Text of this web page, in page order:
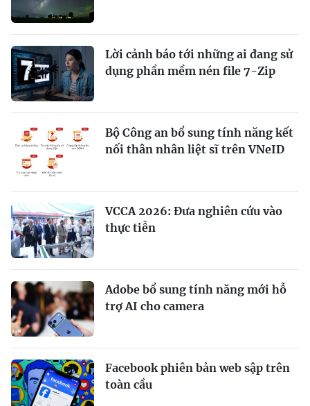
Lời cảnh báo tới những ai đang sử
dụng phần mềm nén file 7-Zip
Bộ Công an bổ sung tính năng kết
nối thân nhân liệt sĩ trên VNeID
VCCA 2026: Đưa nghiên cứu vào
thực tiễn
Adobe bổ sung tính năng mới hỗ
trợ AI cho camera
Facebook phiên bản web sập trên
toàn cầu